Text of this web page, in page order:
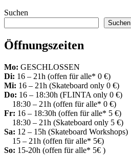
Suchen
Suchen
Öffnungszeiten
Mo: GESCHLOSSEN
Di: 16 – 21h (offen für alle* 0 €)
Mi: 16 – 21h (Skateboard only 0 €)
Do: 16 – 18:30h (FLINTA only 0 €)
18:30 – 21h (offen für alle* 0 €)
Fr: 16 – 18:30h (offen für alle* 5 €)
18:30 – 21h (Skateboard only 5 €)
Sa: 12 – 15h (Skateboard Workshops)
15 – 21h (offen für alle* 5€)
So: 15-20h (offen für alle* 5€ )